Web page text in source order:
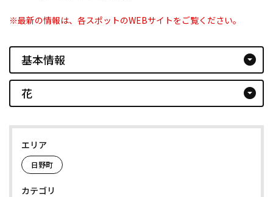
※最新の情報は、各スポットのWEBサイトをご覧ください。
基本情報 arrow_drop_down_circle
花 arrow_drop_down_circle
エリア
日野町
カテゴリ